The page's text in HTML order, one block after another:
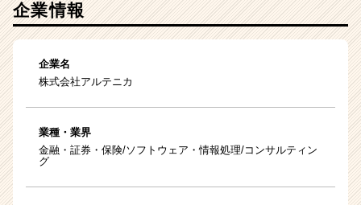
企業情報
企業名
株式会社アルテニカ
業種・業界
金融・証券・保険/ソフトウェア・情報処理/コンサルティン
グ